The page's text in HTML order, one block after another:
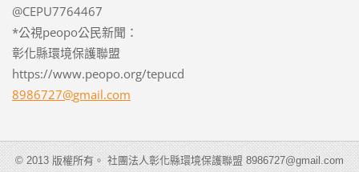
@CEPU7764467
*公視peopo公民新聞：
彰化縣環境保護聯盟
https://www.peopo.org/tepucd
8986727@gmail.com
© 2013 版權所有。 社團法人彰化縣環境保護聯盟 8986727@gmail.com